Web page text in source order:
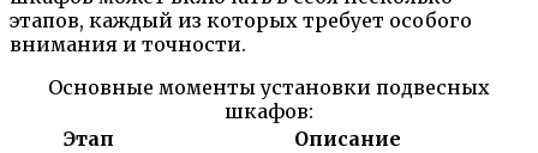
этапов, каждый из которых требует особого
внимания и точности.
Основные моменты установки подвесных
шкафов:
Этап
Описание